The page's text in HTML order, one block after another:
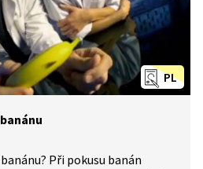
PL
Při pokusu banán